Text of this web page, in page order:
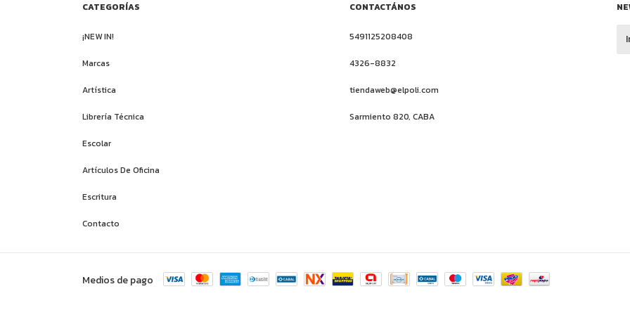
CATEGORÍAS
¡NEW IN!
Marcas
Artística
Librería Técnica
Escolar
Artículos De Oficina
Escritura
Contacto
CONTACTÁNOS
5491125208408
4326-8832
tiendaweb@elpoli.com
Sarmiento 820, CABA
Medios de pago